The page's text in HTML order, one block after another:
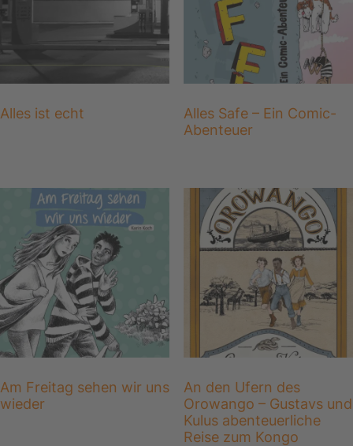
Alles ist echt
Alles Safe – Ein Comic-
Abenteuer
Am Freitag sehen wir uns
wieder
An den Ufern des
Orowango – Gustavs und
Kulus abenteuerliche
Reise zum Kongo